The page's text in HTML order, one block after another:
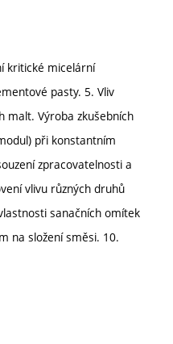
kritické micelární
pasty. 5. Vliv
malt. Výroba zkušebních
při konstantním
zpracovatelnosti a
vlivu různých druhů
sanačních omítek
na složení směsi. 10.